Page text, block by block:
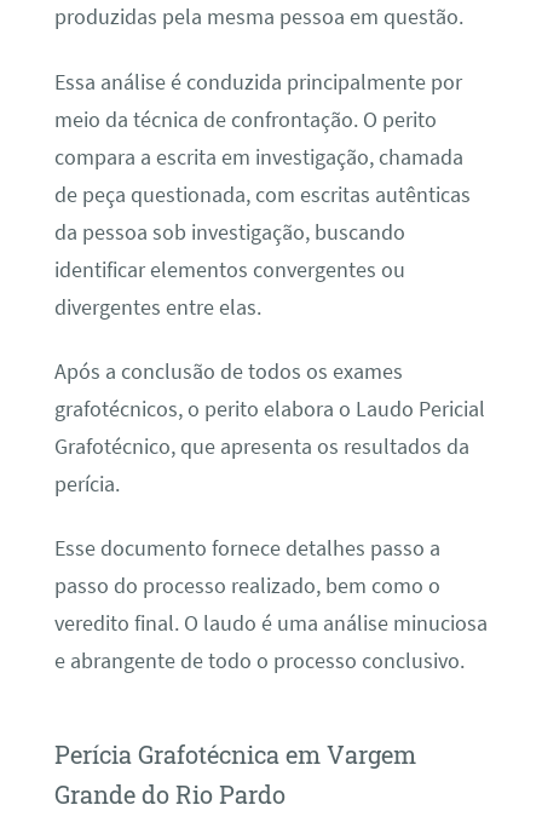
produzidas pela mesma pessoa em questão.
Essa análise é conduzida principalmente por
meio da técnica de confrontação. O perito
compara a escrita em investigação, chamada
de peça questionada, com escritas autênticas
da pessoa sob investigação, buscando
identificar elementos convergentes ou
divergentes entre elas.
Após a conclusão de todos os exames
grafotécnicos, o perito elabora o Laudo Pericial
Grafotécnico, que apresenta os resultados da
perícia.
Esse documento fornece detalhes passo a
passo do processo realizado, bem como o
veredito final. O laudo é uma análise minuciosa
e abrangente de todo o processo conclusivo.
Perícia Grafotécnica em Vargem
Grande do Rio Pardo